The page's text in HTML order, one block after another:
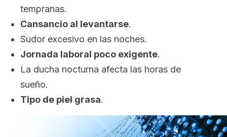
tempranas.
Cansancio al levantarse.
Sudor excesivo en las noches.
Jornada laboral poco exigente.
La ducha nocturna afecta las horas de
sueño.
Tipo de piel grasa.